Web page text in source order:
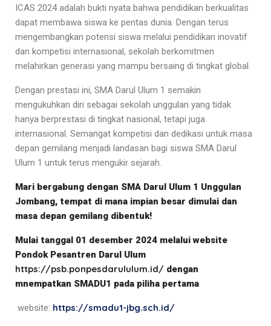
ICAS 2024 adalah bukti nyata bahwa pendidikan berkualitas
dapat membawa siswa ke pentas dunia. Dengan terus
mengembangkan potensi siswa melalui pendidikan inovatif
dan kompetisi internasional, sekolah berkomitmen
melahirkan generasi yang mampu bersaing di tingkat global.
Dengan prestasi ini, SMA Darul Ulum 1 semakin
mengukuhkan diri sebagai sekolah unggulan yang tidak
hanya berprestasi di tingkat nasional, tetapi juga
internasional. Semangat kompetisi dan dedikasi untuk masa
depan gemilang menjadi landasan bagi siswa SMA Darul
Ulum 1 untuk terus mengukir sejarah.
Mari bergabung dengan SMA Darul Ulum 1 Unggulan
Jombang, tempat di mana impian besar dimulai dan
masa depan gemilang dibentuk!
Mulai tanggal 01 desember 2024 melalui website
Pondok Pesantren Darul Ulum
https://psb.ponpesdarululum.id/ dengan
mnempatkan SMADU1 pada piliha pertama
website: https://smadu1-jbg.sch.id/